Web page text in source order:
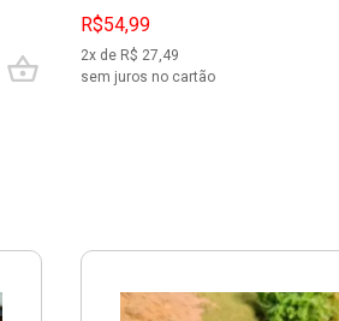
R$54,99
2x de R$ 27,49
sem juros no cartão